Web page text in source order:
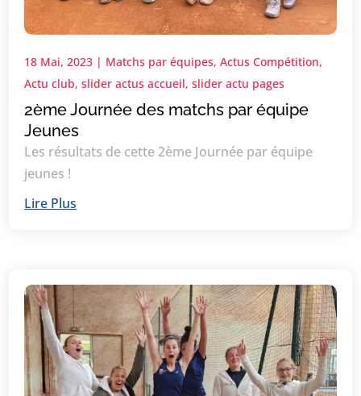
2ème Journée des matchs par équipe
Jeunes
18 Mai, 2023 | Matchs par équipes,Actus Compétition,
Actu club,slider actus accueil,slider actu pages
Les résultats de cette 2ème Journée par équipe
jeunes !
Lire Plus